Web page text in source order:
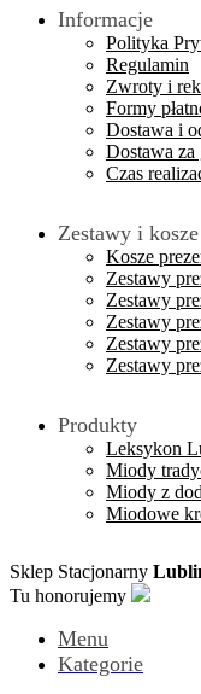
Informacje
Polityka
Regulamin
Zwroty i
Formy
Dostawa i
Dostawa za
Czas
Zestawy i
Kosze
Zestawy
Zestawy
Zestawy
Zestawy
Zestawy
Produkty
Leksykon
Miody
Miody z
Miodowe
Sklep Stacjonarny
Tu honorujemy
Menu
Kategorie